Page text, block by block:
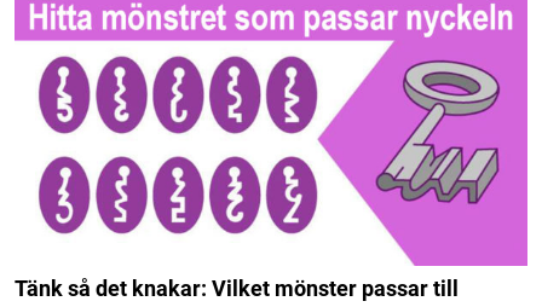
Tänk så det knakar: Vilket mönster passar till